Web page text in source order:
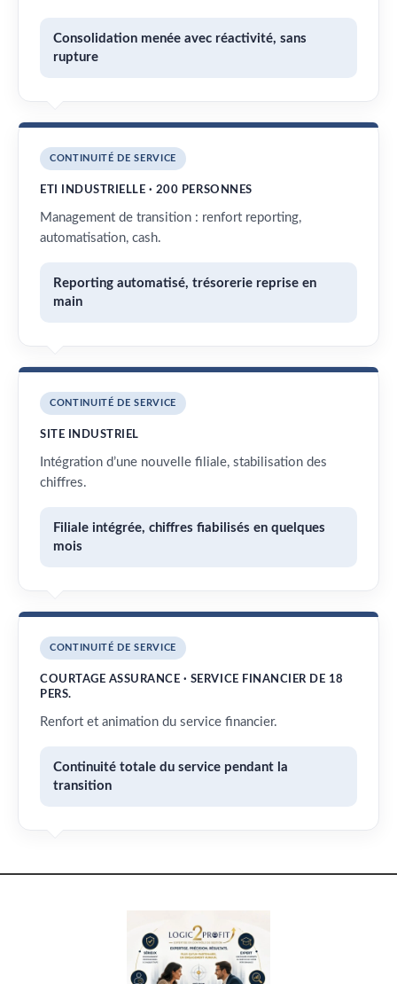
Consolidation menée avec réactivité, sans
rupture
CONTINUITÉ DE SERVICE
ETI INDUSTRIELLE · 200 PERSONNES
Management de transition : renfort reporting,
automatisation, cash.
Reporting automatisé, trésorerie reprise en
main
CONTINUITÉ DE SERVICE
SITE INDUSTRIEL
Intégration d’une nouvelle filiale, stabilisation des
chiffres.
Filiale intégrée, chiffres fiabilisés en quelques
mois
CONTINUITÉ DE SERVICE
COURTAGE ASSURANCE · SERVICE FINANCIER DE 18
PERS.
Renfort et animation du service financier.
Continuité totale du service pendant la
transition